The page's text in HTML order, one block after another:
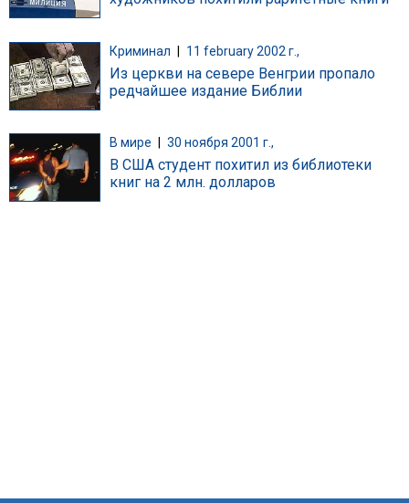
Криминал 11 february 2002 г.,
Из церкви на севере Венгрии пропало
редчайшее издание Библии
В мире 30 ноября 2001 г.,
В США студент похитил из библиотеки
книг на 2 млн. долларов